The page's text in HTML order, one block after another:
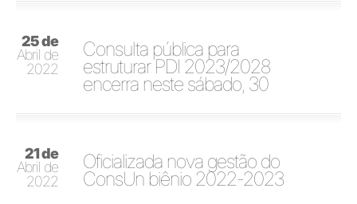
25 de
Abril de
2022
Consulta pública para
estruturar PDI 2023/2028
encerra neste sábado, 30
21 de
Abril de
2022
Oficializada nova gestão do
ConsUn biênio 2022-2023